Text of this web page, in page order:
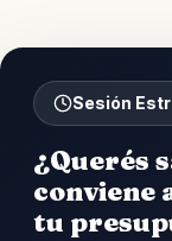
Sesión
¿Querés
conviene
tu